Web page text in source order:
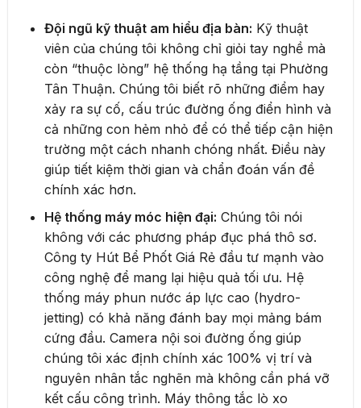
Đội ngũ kỹ thuật am hiểu địa bàn: Kỹ thuật
viên của chúng tôi không chỉ giỏi tay nghề mà
còn “thuộc lòng” hệ thống hạ tầng tại Phường
Tân Thuận. Chúng tôi biết rõ những điểm hay
xảy ra sự cố, cấu trúc đường ống điển hình và
cả những con hẻm nhỏ để có thể tiếp cận hiện
trường một cách nhanh chóng nhất. Điều này
giúp tiết kiệm thời gian và chẩn đoán vấn đề
chính xác hơn.
Hệ thống máy móc hiện đại: Chúng tôi nói
không với các phương pháp đục phá thô sơ.
Công ty Hút Bể Phốt Giá Rẻ đầu tư mạnh vào
công nghệ để mang lại hiệu quả tối ưu. Hệ
thống máy phun nước áp lực cao (hydro-
jetting) có khả năng đánh bay mọi mảng bám
cứng đầu. Camera nội soi đường ống giúp
chúng tôi xác định chính xác 100% vị trí và
nguyên nhân tắc nghẽn mà không cần phá vỡ
kết cấu công trình. Máy thông tắc lò xo